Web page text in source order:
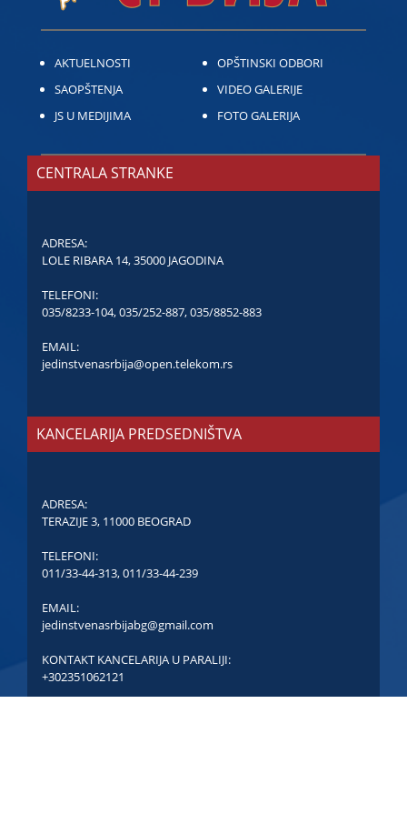
AKTUELNOSTI
SAOPŠTENJA
JS U MEDIJIMA
OPŠTINSKI ODBORI
VIDEO GALERIJE
FOTO GALERIJA
CENTRALA STRANKE
ADRESA:
LOLE RIBARA 14, 35000 JAGODINA
TELEFONI:
035/8233-104,035/252-887,035/8852-883
EMAIL:
jedinstvenasrbija@open.telekom.rs
KANCELARIJA PREDSEDNIŠTVA
ADRESA:
TERAZIJE 3, 11000 BEOGRAD
TELEFONI:
011/33-44-313,011/33-44-239
EMAIL:
jedinstvenasrbijabg@gmail.com
KONTAKT KANCELARIJA U PARALIJI:
+302351062121